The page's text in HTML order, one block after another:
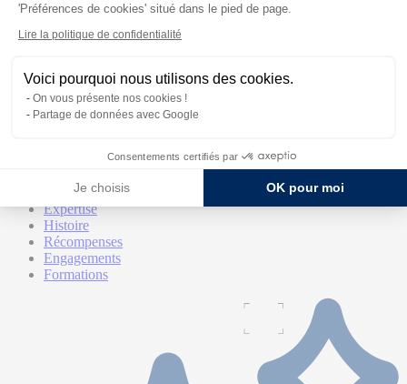
Qui sommes-nous
Expertise
Histoire
Récompenses
Engagements
Formations
'Préférences de cookies' situé dans le pied de page.
Lire la politique de confidentialité
Voici pourquoi nous utilisons des cookies.
On vous présente nos cookies !
Partage de données avec Google
Consentements certifiés par
Je choisis OK pour moi